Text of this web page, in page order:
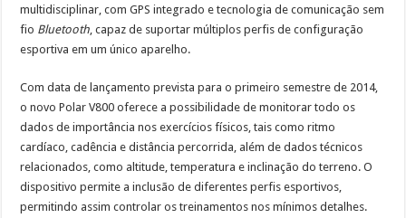
multidisciplinar, com GPS integrado e tecnologia de comunicação sem
fio Bluetooth, capaz de suportar múltiplos perfis de configuração
esportiva em um único aparelho.
Com data de lançamento prevista para o primeiro semestre de 2014,
o novo Polar V800 oferece a possibilidade de monitorar todo os
dados de importância nos exercícios físicos, tais como ritmo
cardíaco, cadência e distância percorrida, além de dados técnicos
relacionados, como altitude, temperatura e inclinação do terreno. O
dispositivo permite a inclusão de diferentes perfis esportivos,
permitindo assim controlar os treinamentos nos mínimos detalhes.